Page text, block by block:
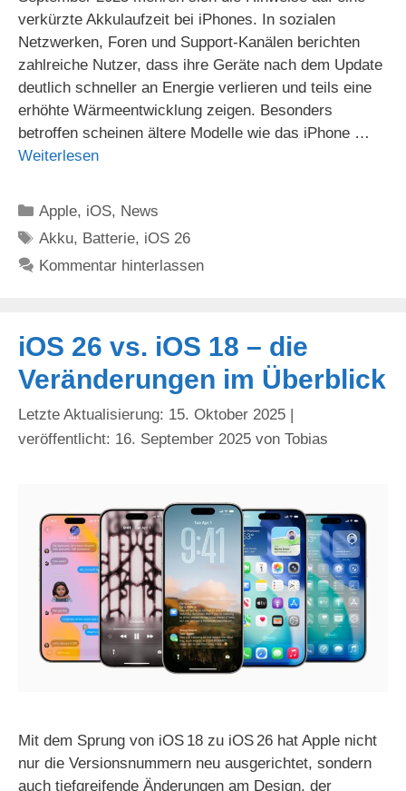
verkürzte Akkulaufzeit bei iPhones. In sozialen
Netzwerken, Foren und Support-Kanälen berichten
zahlreiche Nutzer, dass ihre Geräte nach dem Update
deutlich schneller an Energie verlieren und teils eine
erhöhte Wärmeentwicklung zeigen. Besonders
betroffen scheinen ältere Modelle wie das iPhone …
Weiterlesen
Kategorien
Apple, iOS, News
Schlagwörter
Akku, Batterie, iOS 26
Kommentar hinterlassen
iOS 26 vs. iOS 18 – die
Veränderungen im Überblick
15. Oktober 2025
16. September 2025 von Tobias
Mit dem Sprung von iOS 18 zu iOS 26 hat Apple nicht
nur die Versionsnummern neu ausgerichtet, sondern
auch tiefgreifende Änderungen am Design, der